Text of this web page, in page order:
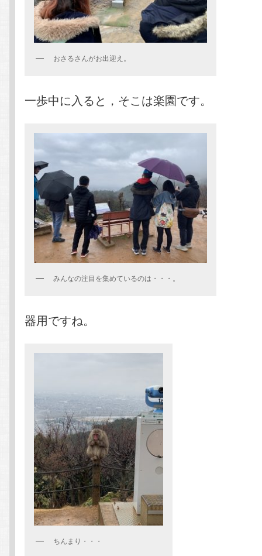
おさるさんがお出迎え。
一歩中に入ると，そこは楽園です。
みんなの注目を集めているのは・・・。
器用ですね。
ちんまり・・・